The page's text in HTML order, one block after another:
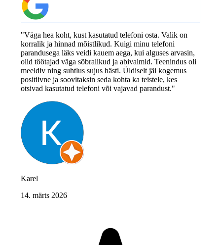
"Väga hea koht, kust kasutatud telefoni osta. Valik on
korralik ja hinnad mõistlikud. Kuigi minu telefoni
parandusega läks veidi kauem aega, kui alguses arvasin,
olid töötajad väga sõbralikud ja abivalmid. Teenindus oli
meeldiv ning suhtlus sujus hästi. Üldiselt jäi kogemus
positiivne ja soovitaksin seda kohta ka teistele, kes
otsivad kasutatud telefoni või vajavad parandust."
Karel
14. märts 2026